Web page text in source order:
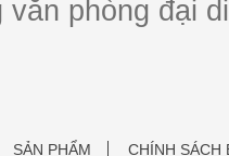
phòng đại
SẢN PHẨM CHÍNH SÁCH